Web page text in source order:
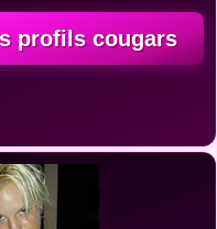
profils cougars